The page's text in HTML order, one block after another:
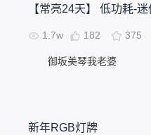
1.7w 182 375
御坂美琴我老婆
新年RGB灯牌